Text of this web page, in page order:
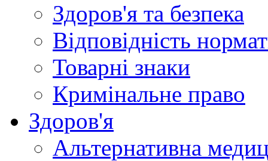
Здоров'я та безпека
Відповідність
Товарні знаки
Кримінальне право
Здоров'я
Альтернативна